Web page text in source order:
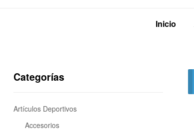
Inicio
Categorías
Artículos Deportivos
Accesorios